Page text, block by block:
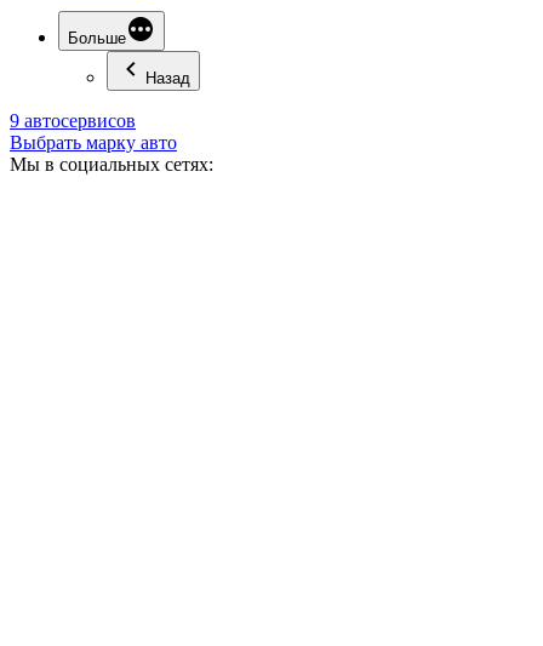
Больше
Назад
9 автосервисов
Выбрать марку авто
Мы в социальных сетях: